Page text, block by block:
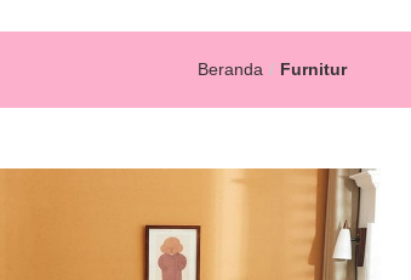
Beranda Furnitur